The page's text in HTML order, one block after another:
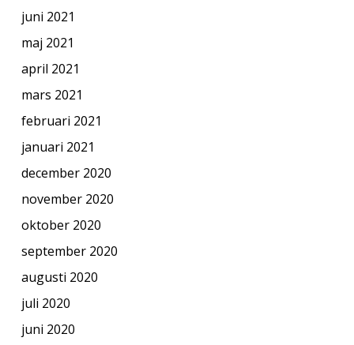
juni 2021
maj 2021
april 2021
mars 2021
februari 2021
januari 2021
december 2020
november 2020
oktober 2020
september 2020
augusti 2020
juli 2020
juni 2020